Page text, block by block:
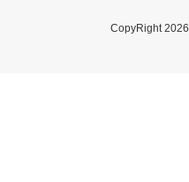
CopyRight 2026